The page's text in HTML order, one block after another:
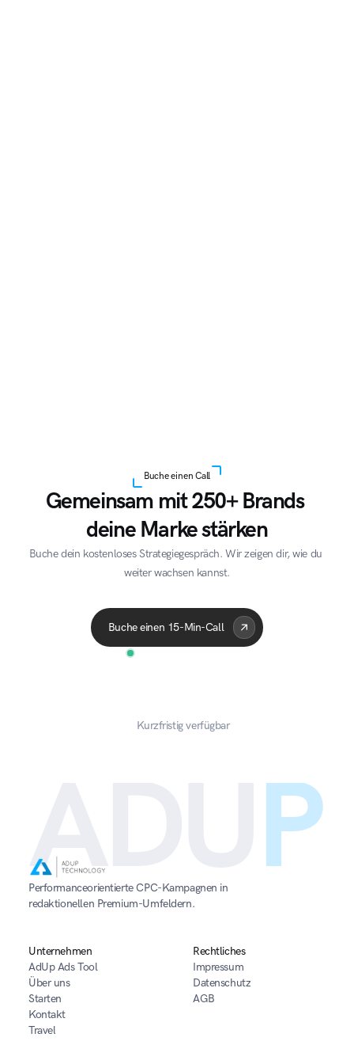
Buche einen Call
Gemeinsam mit 250+ Brands
deine Marke stärken
Buche dein kostenloses Strategiegespräch. Wir zeigen dir, wie du
weiter wachsen kannst.
Buche einen 15-Min-Call
Kurzfristig verfügbar
ADU P
Performanceorientierte CPC-Kampagnen in
redaktionellen Premium-Umfeldern.
Unternehmen
AdUp Ads Tool
Über uns
Starten
Kontakt
Travel
Rechtliches
Impressum
Datenschutz
AGB